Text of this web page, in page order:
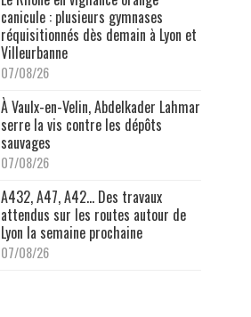
canicule : plusieurs gymnases
réquisitionnés dès demain à Lyon et
Villeurbanne
07/08/26
À Vaulx-en-Velin, Abdelkader Lahmar
serre la vis contre les dépôts
sauvages
07/08/26
A432, A47, A42… Des travaux
attendus sur les routes autour de
Lyon la semaine prochaine
07/08/26